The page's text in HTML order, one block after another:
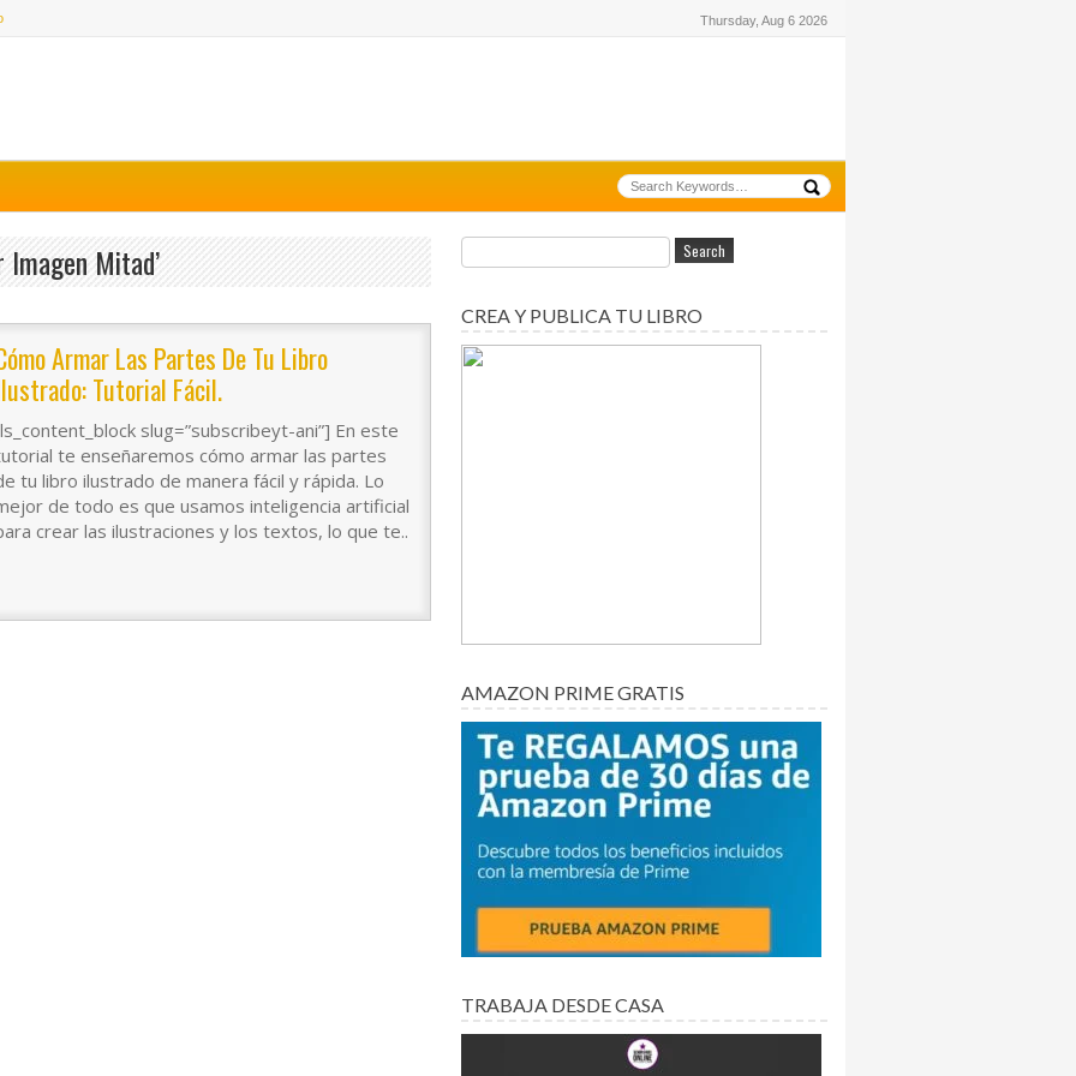
Thursday, Aug 6 2026
Imagen Mitad’
Armar Las Partes De Tu Libro
Tutorial Fácil.
slug=”subscribeyt-ani”] En este
te enseñaremos cómo armar las partes
tu libro ilustrado de manera fácil y rápida. Lo
de todo es que usamos inteligencia artificial
crear las ilustraciones y los textos, lo que te..
CREA Y PUBLICA TU LIBRO
AMAZON PRIME GRATIS
TRABAJA DESDE CASA